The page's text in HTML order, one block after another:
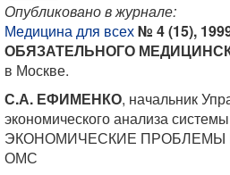
Опубликовано в журнале:
Медицина для всех№ 4 (15),
ОБЯЗАТЕЛЬНОГО
в Москве.
С.А. ЕФИМЕНКО, начальник
экономического анализа
ЭКОНОМИЧЕСКИЕ
ОМС